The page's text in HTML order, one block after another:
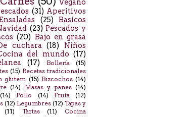
Vegano
(31) Aperitivos
(25)
Basicos
(23) Pescados y
(20) Bajo en grasa
cuchara (18)
Niños
del mundo (17)
(17) Bollería
(15)
(15) Recetas tradicionales
glutem (15) Bizcochos (14)
(14) Masas y panes (14)
(14) Pollo (14) Fruta
(12)
(12) Legumbres (12) Tapas y
(11) Tartas (11)
Cocina